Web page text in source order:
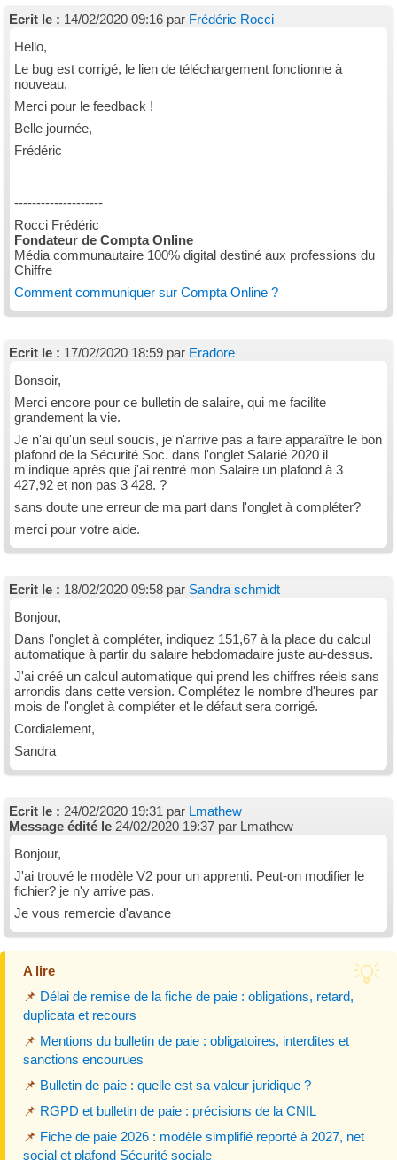
Ecrit le : 14/02/2020 09:16 par Frédéric Rocci
Hello,
Le bug est corrigé, le lien de téléchargement fonctionne à
nouveau.
Merci pour le feedback !
Belle journée,
Frédéric
--------------------
Rocci Frédéric
Fondateur de Compta Online
Média communautaire 100% digital destiné aux professions du
Chiffre
Comment communiquer sur Compta Online ?
Ecrit le : 17/02/2020 18:59 par Eradore
Bonsoir,
Merci encore pour ce bulletin de salaire, qui me facilite
grandement la vie.
Je n'ai qu'un seul soucis, je n'arrive pas a faire apparaître le bon
plafond de la Sécurité Soc. dans l'onglet Salarié 2020 il
m'indique après que j'ai rentré mon Salaire un plafond à 3
427,92 et non pas 3 428. ?
sans doute une erreur de ma part dans l'onglet à compléter?
merci pour votre aide.
Ecrit le : 18/02/2020 09:58 par Sandra schmidt
Bonjour,
Dans l'onglet à compléter, indiquez 151,67 à la place du calcul
automatique à partir du salaire hebdomadaire juste au-dessus.
J'ai créé un calcul automatique qui prend les chiffres réels sans
arrondis dans cette version. Complétez le nombre d'heures par
mois de l'onglet à compléter et le défaut sera corrigé.
Cordialement,
Sandra
Ecrit le : 24/02/2020 19:31 par Lmathew
Message édité le 24/02/2020 19:37 par Lmathew
Bonjour,
J'ai trouvé le modèle V2 pour un apprenti. Peut-on modifier le
fichier? je n'y arrive pas.
Je vous remercie d'avance
A lire
📌 Délai de remise de la fiche de paie : obligations, retard,
duplicata et recours
📌 Mentions du bulletin de paie : obligatoires, interdites et
sanctions encourues
📌 Bulletin de paie : quelle est sa valeur juridique ?
📌 RGPD et bulletin de paie : précisions de la CNIL
📌 Fiche de paie 2026 : modèle simplifié reporté à 2027, net
social et plafond Sécurité sociale